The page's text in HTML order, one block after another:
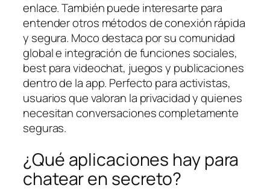
enlace. También puede interesarte para
entender otros métodos de conexión rápida
y segura. Moco destaca por su comunidad
global e integración de funciones sociales,
best para videochat, juegos y publicaciones
dentro de la app. Perfecto para activistas,
usuarios que valoran la privacidad y quienes
necesitan conversaciones completamente
seguras.
¿Qué aplicaciones hay para
chatear en secreto?